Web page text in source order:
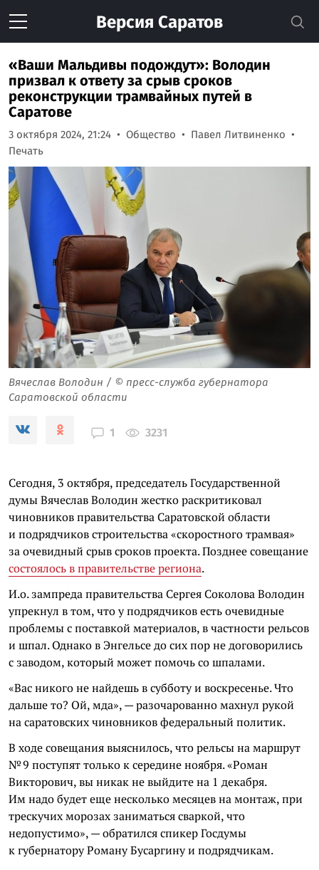
Версия Саратов
«Ваши Мальдивы подождут»: Володин
призвал к ответу за срыв сроков
реконструкции трамвайных путей в
Саратове
3 октября 2024, 21:24 Общество
Павел Литвиненко
Печать
Вячеслав Володин / © пресс-служба губернатора
Саратовской области
1 3231
Сегодня, 3 октября, председатель Государственной
думы Вячеслав Володин жестко раскритиковал
чиновников правительства Саратовской области
и подрядчиков строительства «скоростного трамвая»
за очевидный срыв сроков проекта. Позднее совещание
состоялось в правительстве региона.
И.о. зампреда правительства Сергея Соколова Володин
упрекнул в том, что у подрядчиков есть очевидные
проблемы с поставкой материалов, в частности рельсов
и шпал. Однако в Энгельсе до сих пор не договорились
с заводом, который может помочь со шпалами.
«Вас никого не найдешь в субботу и воскресенье. Что
дальше то? Ой, мда», — разочарованно махнул рукой
на саратовских чиновников федеральный политик.
В ходе совещания выяснилось, что рельсы на маршрут
№ 9 поступят только к середине ноября. «Роман
Викторович, вы никак не выйдите на 1 декабря.
Им надо будет еще несколько месяцев на монтаж, при
трескучих морозах заниматься сваркой, что
недопустимо», — обратился спикер Госдумы
к губернатору Роману Бусаргину и подрядчикам.